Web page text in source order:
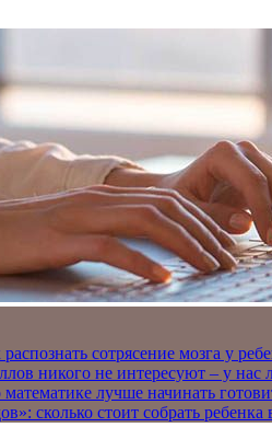
сотрясение мозга у
никого не интересуют – у нас
лучше начинать
сколько стоит собрать